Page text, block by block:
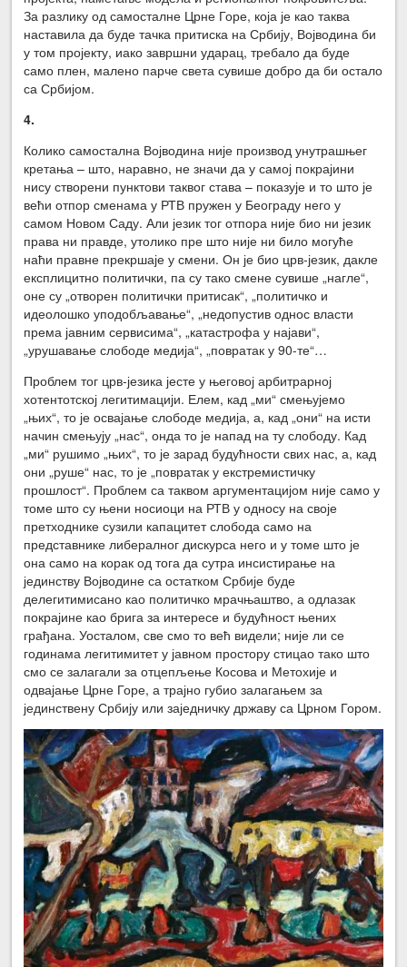
За разлику од самосталне Црне Горе, која је као таква
наставила да буде тачка притиска на Србију, Војводина би
у том пројекту, иако завршни ударац, требало да буде
само плен, малено парче света сувише добро да би остало
са Србијом.
4.
Колико самостална Војводина није производ унутрашњег
кретања – што, наравно, не значи да у самој покрајини
нису створени пунктови таквог става – показује и то што је
већи отпор сменама у РТВ пружен у Београду него у
самом Новом Саду. Али језик тог отпора није био ни језик
права ни правде, утолико пре што није ни било могуће
наћи правне прекршаје у смени. Он је био црв-језик, дакле
експлицитно политички, па су тако смене сувише „нагле“,
оне су „отворен политички притисак“, „политичко и
идеолошко уподобљавање“, „недопустив однос власти
према јавним сервисима“, „катастрофа у најави“,
„урушавање слободе медија“, „повратак у 90-те“…
Проблем тог црв-језика јесте у његовој арбитрарној
хотентотској легитимацији. Елем, кад „ми“ смењујемо
„њих“, то је освајање слободе медија, а, кад „они“ на исти
начин смењују „нас“, онда то је напад на ту слободу. Кад
„ми“ рушимо „њих“, то је зарад будућности свих нас, а, кад
они „руше“ нас, то је „повратак у екстремистичку
прошлост“. Проблем са таквом аргументацијом није само у
томе што су њени носиоци на РТВ у односу на своје
претходнике сузили капацитет слобода само на
представнике либералног дискурса него и у томе што је
она само на корак од тога да сутра инсистирање на
јединству Војводине са остатком Србије буде
делегитимисано као политичко мрачњаштво, а одлазак
покрајине као брига за интересе и будућност њених
грађана. Уосталом, све смо то већ видели; није ли се
годинама легитимитет у јавном простору стицао тако што
смо се залагали за отцепљење Косова и Метохије и
одвајање Црне Горе, а трајно губио залагањем за
јединствену Србију или заједничку државу са Црном Гором.